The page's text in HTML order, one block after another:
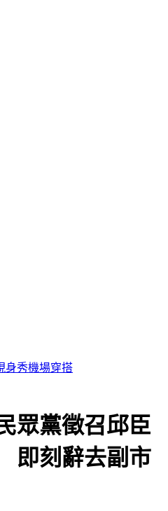
價 目標價曝光
眾黨徵召邱臣
即刻辭去副市